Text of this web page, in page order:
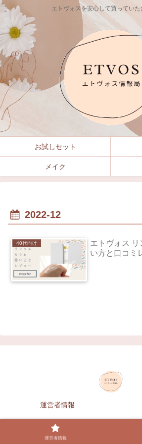
エトヴォスを安心して買っていた
お試しセット
メイク
2022-12
40代向け
エトヴォス
い方と口コミ
運営者情報
運営者情報